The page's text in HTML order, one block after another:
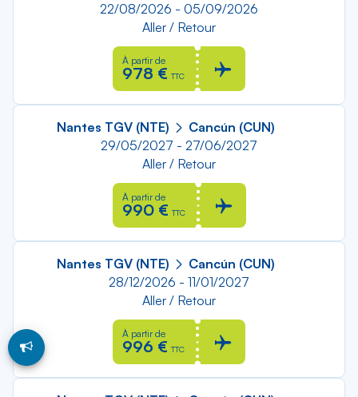
22/08/2026 - 05/09/2026
Aller / Retour
À partir de
978 € TTC
Nantes TGV (NTE)
Cancún (CUN)
29/05/2027 - 27/06/2027
Aller / Retour
À partir de
990 € TTC
Nantes TGV (NTE)
Cancún (CUN)
28/12/2026 - 11/01/2027
Aller / Retour
À partir de
996 € TTC